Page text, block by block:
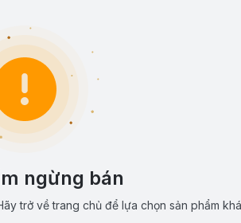
ngừng bán
trở về trang chủ để lựa chọn sản phẩm